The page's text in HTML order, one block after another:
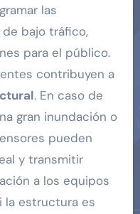
las
bajo tráfico,
para el público.
contribuyen a
. En caso de
gran inundación o
pueden
y transmitir
a los equipos
la estructura es